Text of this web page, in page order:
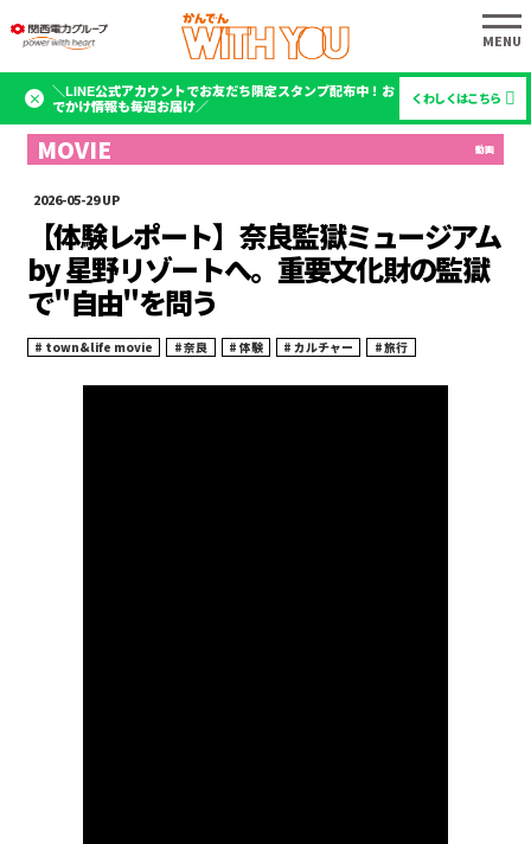
＼LINE公式アカウントでお友だち限定スタンプ配布中！お
でかけ情報も毎週お届け／
くわしくはこちら
【体験レポート】奈良監獄ミュージアム
by 星野リゾートへ。重要文化財の監獄
で"自由"を問う
2026-05-29
town&life movie 奈良 体験 カルチャー 旅行